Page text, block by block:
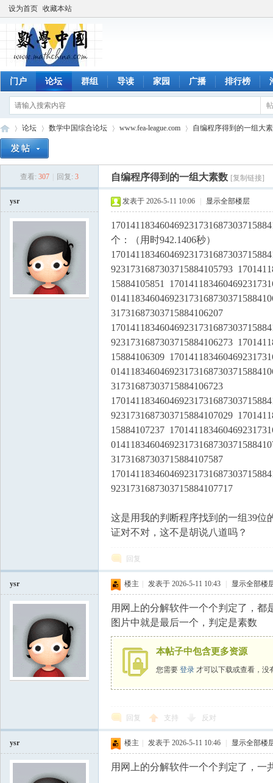
设为首页 收藏本站
门户 论坛 群组 导读 家园 广播 排行榜
论坛
›
数学中国综合论坛 www.fea-league.com 自编程序得到的一组大
查看: 307 回复: 3 自编程序得到的一组大素数 [复制链接]
ysr 发表于 2026-5-11 10:06 显示全部楼层
个：（用时942.1406秒）
9231731687303715884105793
15884105851
31731687303715884106207
9231731687303715884106273
15884106309
31731687303715884106723
9231731687303715884107029
15884107237
31731687303715884107587
9231731687303715884107717
这是用我的判断程序找到的一组39
证对不对，这不是胡说八道吗？
回复
ysr 楼主 发表于 2026-5-11 10:43 显示全部楼
用网上的分解软件一个个判定了，都
图片中就是最后一个，判定是素数
本帖子中包含更多资源
您需要 登录 才可以下载或查看，没
回复 支持 反对
ysr 楼主 发表于 2026-5-11 10:46 显示全部楼
用网上的分解软件一个个判定了，一